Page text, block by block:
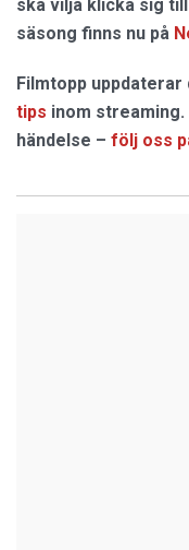
ska vilja klicka sig
säsong finns nu på
Filmtopp uppdaterar
tips inom
händelse – följ oss